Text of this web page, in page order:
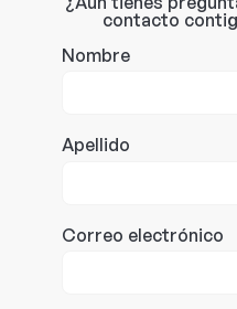
contacto
Nombre
Apellido
Correo electrónico